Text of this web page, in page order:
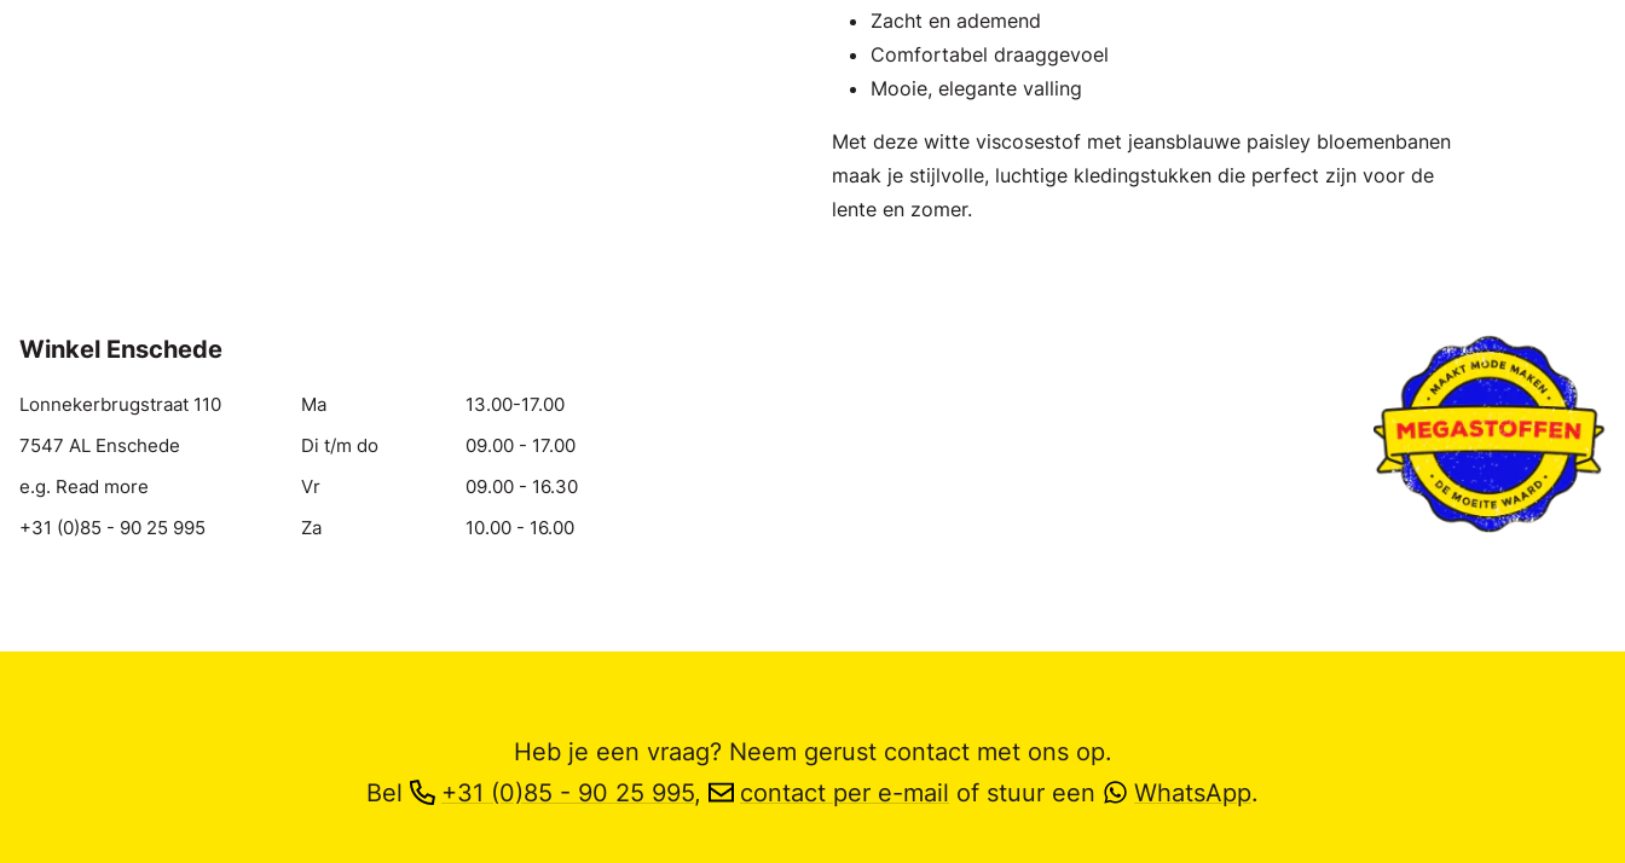
Zacht en ademend
Comfortabel draaggevoel
Mooie, elegante valling
Met deze witte viscosestof met jeansblauwe paisley bloemenbanen
maak je stijlvolle, luchtige kledingstukken die perfect zijn voor de
lente en zomer.
Winkel Enschede
Lonnekerbrugstraat 110
7547 AL Enschede
e.g. Read more
+31 (0)85 - 90 25 995
Ma
13.00-17.00
Di t/m do
09.00 - 17.00
Vr
09.00 - 16.30
Za
10.00 - 16.00
Heb je een vraag? Neem gerust contact met ons op.
Bel
+31 (0)85 - 90 25 995, contact per e-mail of stuur een WhatsApp.